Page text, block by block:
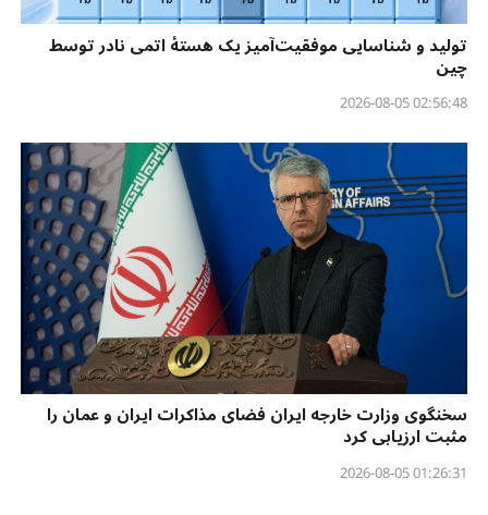
تولید و شناسایی موفقیت‌آمیز یک هستهٔ اتمی نادر توسط
چین
02:56:48 2026-08-05
سخنگوی وزارت خارجه ایران فضای مذاکرات ایران و عمان را
مثبت ارزیابی کرد
01:26:31 2026-08-05